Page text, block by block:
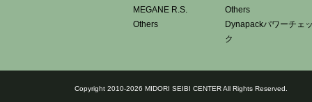
MEGANE R.S.
Others
Others
Dynapackパワーチェ
ク
Copyright 2010-2026 MIDORI SEIBI CENTER All Rights Reserved.